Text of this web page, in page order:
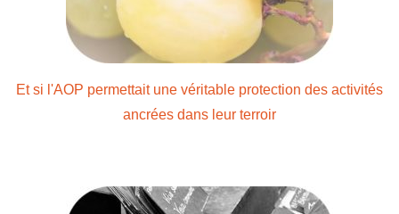
Et si l'AOP permettait une véritable protection des activités
ancrées dans leur terroir